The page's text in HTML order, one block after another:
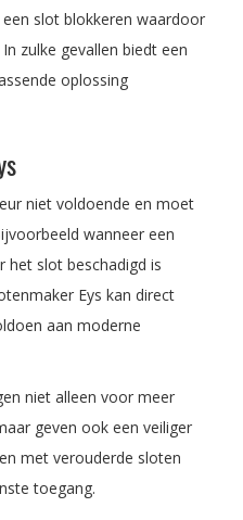
slot blokkeren waardoor
zulke gevallen biedt een
oplossing
niet voldoende en moet
wanneer een
het slot beschadigd is
Eys kan direct
aan moderne
niet alleen voor meer
geven ook een veiliger
met verouderde sloten
toegang.